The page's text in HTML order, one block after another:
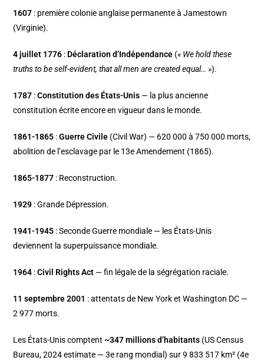
1607 : première colonie anglaise permanente à Jamestown
(Virginie).
4 juillet 1776 : Déclaration d’Indépendance (« We hold these
truths to be self-evident, that all men are created equal… »).
1787 :Constitution des États-Unis — la plus ancienne
constitution écrite encore en vigueur dans le monde.
1861-1865 :Guerre Civile (Civil War) — 620 000 à 750 000 morts,
abolition de l’esclavage par le 13e Amendement (1865).
1865-1877 : Reconstruction.
1929 : Grande Dépression.
1941-1945 : Seconde Guerre mondiale — les États-Unis
deviennent la superpuissance mondiale.
1964 :Civil Rights Act — fin légale de la ségrégation raciale.
11 septembre 2001 : attentats de New York et Washington DC —
2 977 morts.
Les États-Unis comptent~347 millions d’habitants (US Census
Bureau, 2024 estimate — 3e rang mondial) sur 9 833 517 km² (4e